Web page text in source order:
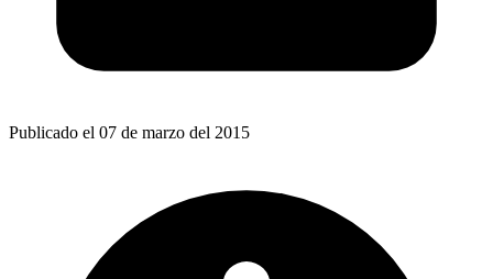
Publicado el 07 de marzo del 2015